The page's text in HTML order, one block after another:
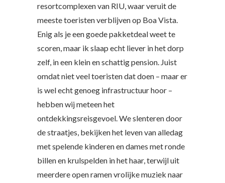
resortcomplexen van RIU, waar veruit de
meeste toeristen verblijven op Boa Vista.
Enig als je een goede pakketdeal weet te
scoren, maar ik slaap echt liever in het dorp
zelf, in een klein en schattig pension. Juist
omdat niet veel toeristen dat doen – maar er
is wel echt genoeg infrastructuur hoor –
hebben wij meteen het
ontdekkingsreisgevoel. We slenteren door
de straatjes, bekijken het leven van alledag
met spelende kinderen en dames met ronde
billen en krulspelden in het haar, terwijl uit
meerdere open ramen vrolijke muziek naar